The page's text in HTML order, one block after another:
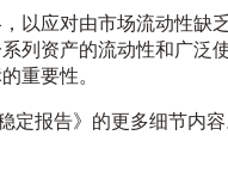
以应对由市场流动性缺
列资产的流动性和广泛
重要性。
报告》的更多细节内容